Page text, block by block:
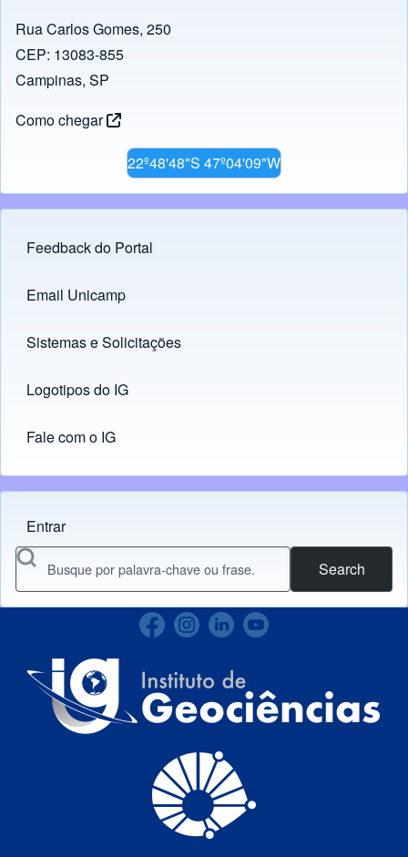
Rua Carlos Gomes, 250
CEP: 13083-855
Campinas, SP
Como chegar
22º48'48"S 47º04'09"W
Footer menu
Feedback do Portal
Links
Email Unicamp
(opens in new tab)
Sistemas e Solicitações
(opens in new tab)
Logotipos do IG
(opens in new tab)
Fale com o IG
Menu do usuário
Entrar
Search